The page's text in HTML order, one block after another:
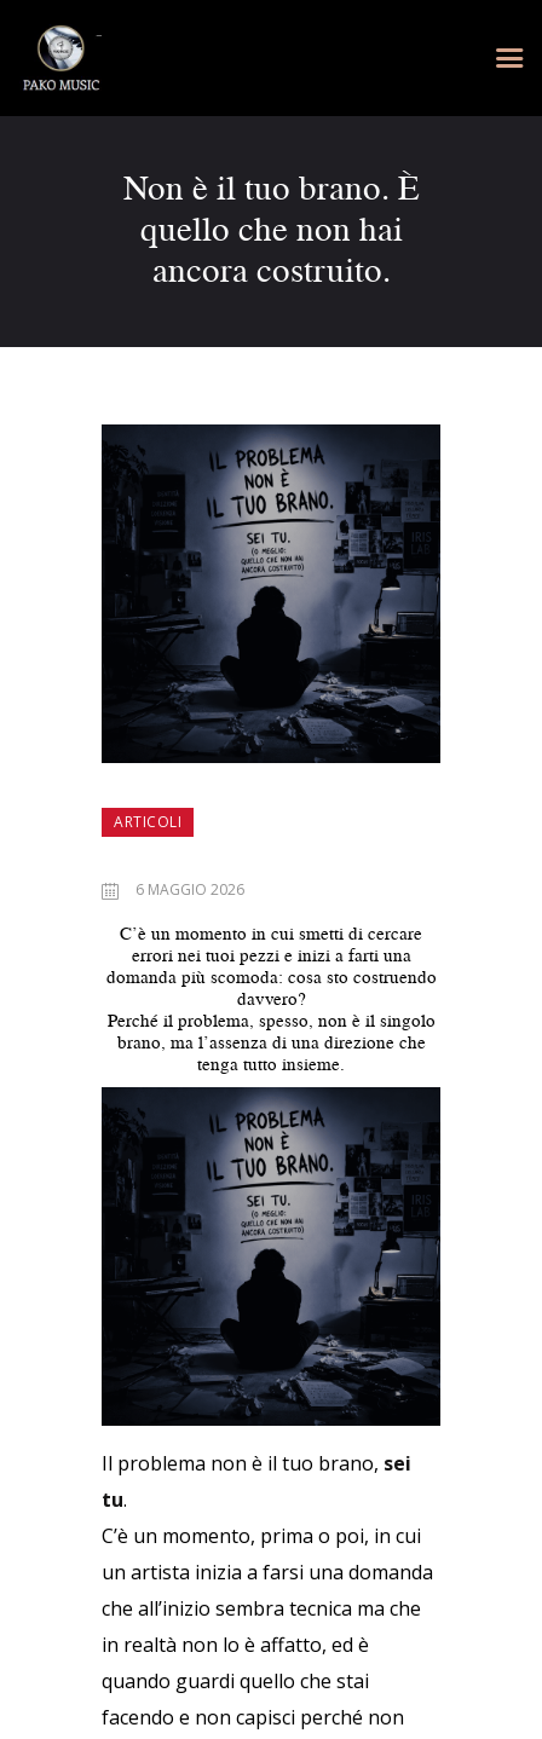
Non è il tuo brano. È
quello che non hai
ancora costruito.
ARTICOLI
6 MAGGIO 2026
C’è un momento in cui smetti di cercare
errori nei tuoi pezzi e inizi a farti una
domanda più scomoda: cosa sto costruendo
davvero?
Perché il problema, spesso, non è il singolo
brano, ma l’assenza di una direzione che
tenga tutto insieme.
Il problema non è il tuo brano, sei
tu.
C’è un momento, prima o poi, in cui
un artista inizia a farsi una domanda
che all’inizio sembra tecnica ma che
in realtà non lo è affatto, ed è
quando guardi quello che stai
facendo e non capisci perché non